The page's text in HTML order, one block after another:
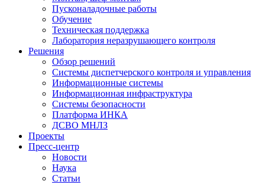
Пусконаладочные работы
Обучение
Техническая поддержка
Лаборатория неразрушающего контроля
Решения
Обзор решений
Системы диспетчерского контроля и управления
Информационные системы
Информационная инфраструктура
Системы безопасности
Платформа ИНКА
ДСВО МНЛЗ
Проекты
Пресс-центр
Новости
Наука
Статьи